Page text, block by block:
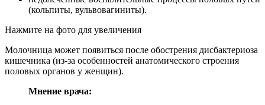
(кольпиты, вульвовагиниты).
Нажмите на фото для увеличения
Молочница может появиться после обострения дисбактериоза
кишечника (из-за особенностей анатомического строения
половых органов у женщин).
Мнение врача: